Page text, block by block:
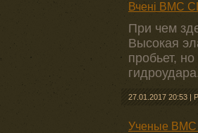
Вчені ВМС
При чем
Высокая
пробьет,
27.01.2017 20:53 |
Ученые ВМС